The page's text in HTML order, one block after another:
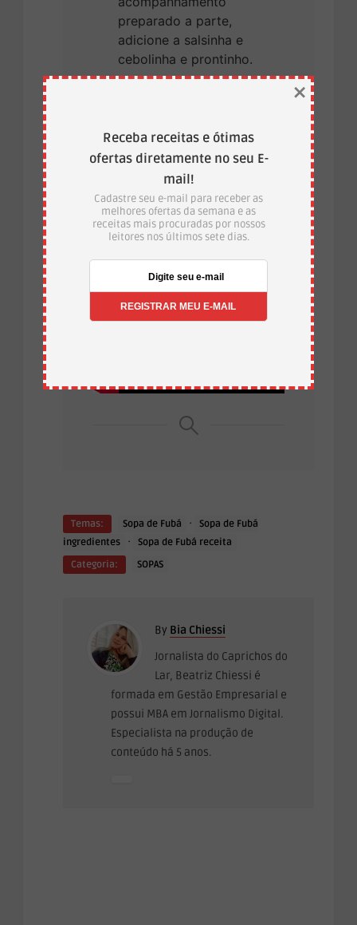
preparado a parte,
adicione a salsinha e
cebolinha e prontinho.
Temas: Sopa de Fubá ·
Sopa de Fubá
ingredientes
·
Sopa de Fubá receita
Categoria:
SOPAS
By Bia Chiessi
Jornalista do Caprichos do
Lar, Beatriz Chiessi é
formada em Gestão Empresarial e
possui MBA em Jornalismo Digital.
Especialista na produção de
conteúdo há 5 anos.
Receba receitas e ótimas
ofertas diretamente no seu E-
mail!
Cadastre seu e-mail para receber as
melhores ofertas da semana e as
receitas mais procuradas por nossos
leitores nos últimos sete dias.
×